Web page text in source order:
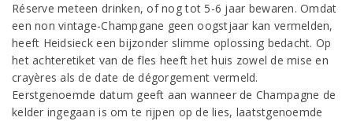
Réserve meteen drinken, of nog tot 5-6 jaar bewaren. Omdat
een non vintage-Champgane geen oogstjaar kan vermelden,
heeft Heidsieck een bijzonder slimme oplossing bedacht. Op
het achteretiket van de fles heeft het huis zowel de mise en
crayères als de date de dégorgement vermeld.
Eerstgenoemde datum geeft aan wanneer de Champagne de
kelder ingegaan is om te rijpen op de lies, laatstgenoemde